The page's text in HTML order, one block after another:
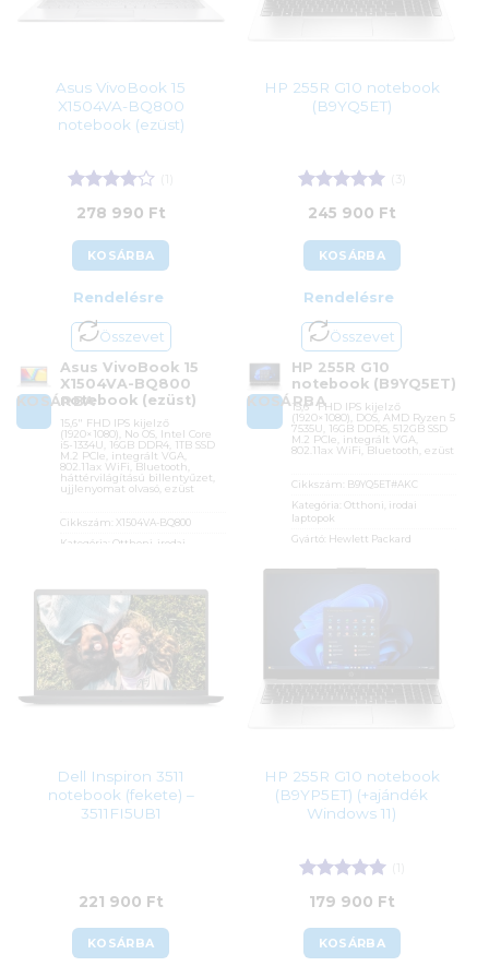
Asus VivoBook 15
X1504VA-BQ800
notebook (ezüst)
Értékelés:
/ 5
278 990 Ft
KOSÁRBA
Rendelésre
Összevet
KOSÁRBA
Asus VivoBook 15
X1504VA-BQ800
notebook (ezüst)
15,6″ FHD IPS kijelző
(1920×1080), No OS, Intel Core
i5-1334U, 16GB DDR4, 1TB SSD
M.2 PCIe, integrált VGA,
802.11ax WiFi, Bluetooth,
háttérvilágítású billentyűzet,
ujjlenyomat olvasó, ezüst
Cikkszám: X1504VA-BQ800
Kategória:Otthoni, irodai
Garanciaidő:
Azonosító: 54216
278 990Ft
HP 255R G10 notebook
(B9YQ5ET)
Értékelés: 5
/ 5
245 900 Ft
KOSÁRBA
Rendelésre
Összevet
KOSÁRBA
HP 255R G10
notebook (B9YQ5ET)
15,6″ FHD IPS kijelző
(1920×1080), DOS, AMD Ryzen 5
7535U, 16GB DDR5, 512GB SSD
M.2 PCIe, integrált VGA,
802.11ax WiFi, Bluetooth, ezüst
Cikkszám: B9YQ5ET#AKC
Kategória: Otthoni, irodai
laptopok
Gyártó: Hewlett Packard
Azonosító:
245 900 Ft
Dell Inspiron 3511
notebook (fekete) –
3511FI5UB1
221 900 Ft
KOSÁRBA
HP 255R G10 notebook
(B9YP5ET) (+ajándék
Windows 11)
Értékelés: 5
/ 5
179 900 Ft
KOSÁRBA